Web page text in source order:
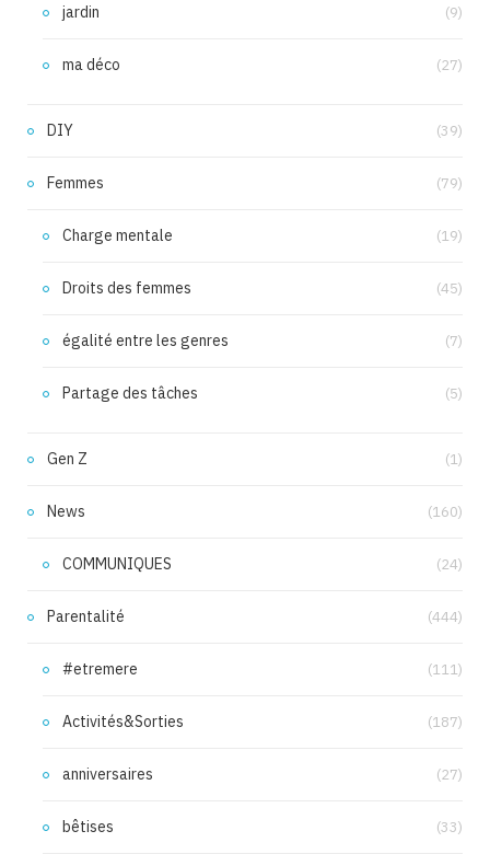
jardin (9)
ma déco (27)
DIY (39)
Femmes (79)
Charge mentale (19)
Droits des femmes (45)
égalité entre les genres (7)
Partage des tâches (5)
Gen Z (1)
News (160)
COMMUNIQUES (24)
Parentalité (444)
#etremere (111)
Activités&Sorties (187)
anniversaires (27)
bêtises (33)